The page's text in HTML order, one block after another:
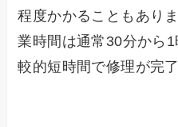
程度かかることもあり
業時間は通常30分から
較的短時間で修理が完了